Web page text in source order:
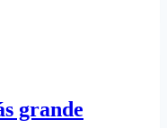
grande